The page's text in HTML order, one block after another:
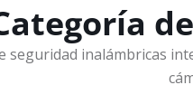
seguridad inalámbricas